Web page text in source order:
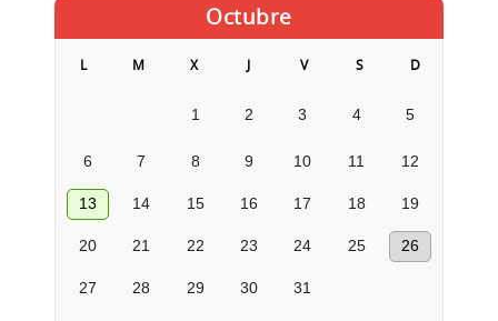
Octubre
L M X J V S D
1 2 3 4 5
6 7 8 9 10 11 12
13 14 15 16 17 18 19
20 21 22 23 24 25 26
27 28 29 30 31